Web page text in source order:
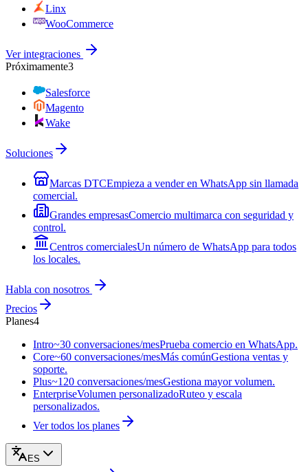
Linx
WooCommerce
Ver integraciones
Próximamente3
Salesforce
Magento
Wake
Soluciones
Marcas DTCEmpieza a vender en WhatsApp sin llamada
comercial.
Grandes empresasComercio multimarca con seguridad y
control.
Centros comercialesUn número de WhatsApp para todos
los locales.
Habla con nosotros
Precios
Planes4
Intro~30 conversaciones/mesPrueba comercio en WhatsApp.
Core~60 conversaciones/mesMás comúnGestiona ventas y
soporte.
Plus~120 conversaciones/mesGestiona mayor volumen.
EnterpriseVolumen personalizadoRuteo y escala
personalizados.
Ver todos los planes
ES